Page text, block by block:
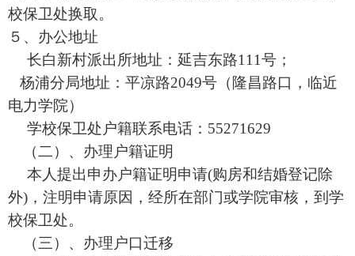
校保卫处换取。
５、办公地址
长白新村派出所地址：延吉东路111号；
杨浦分局地址：平凉路2049号（隆昌路口，临近
电力学院）
学校保卫处户籍联系电话： 55271629
（二）、办理户籍证明
本人提出申办户籍证明申请(购房和结婚登记除
外)，注明申请原因，经所在部门或学院审核，到学
校保卫处。
（三）、办理户口迁移